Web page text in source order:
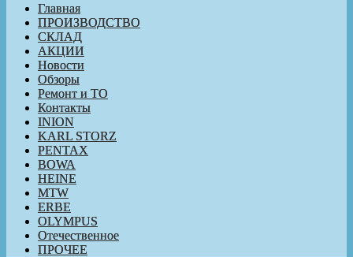
Главная
ПРОИЗВОДСТВО
СКЛАД
АКЦИИ
Новости
Обзоры
Ремонт и ТО
Контакты
INION
KARL STORZ
PENTAX
BOWA
HEINE
MTW
ERBE
OLYMPUS
Отечественное
ПРОЧЕЕ